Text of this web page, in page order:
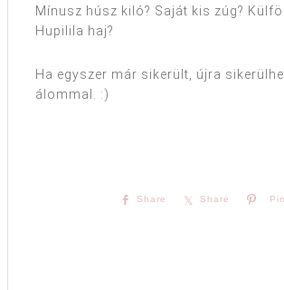
Mínusz húsz kiló? Saját kis zúg?
Hupilila haj?
Ha egyszer már sikerült, újra
álommal. :)
Share Share Pin